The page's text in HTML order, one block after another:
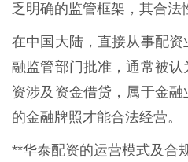
乏明确的监管框架，其合法
在中国大陆，直接从事配
融监管部门批准，通常被
资涉及资金借贷，属于金
的金融牌照才能合法经营。
**华泰配资的运营模式及合